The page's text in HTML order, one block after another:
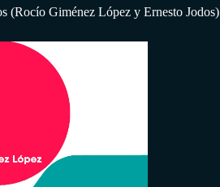
(Rocío Giménez López y Ernesto Jodos)